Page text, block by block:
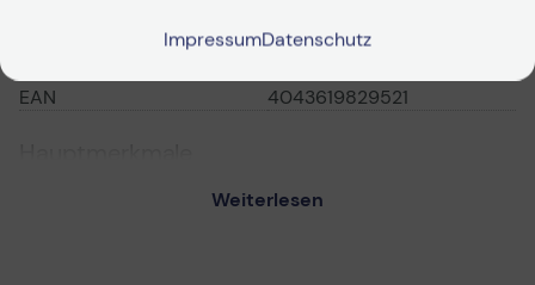
DeLOCK
EAN
4043619829521
DeLOCK High Speed HDMI
Weiterlesen
ImpressumDatenschutz